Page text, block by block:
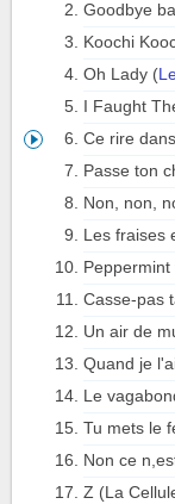
Goodbye
Koochi
Oh Lady (
I Faught
Ce rire
Passe ton
Non, non,
Les fraises
Casse-pas
Un air de
Quand je
Le
Tu mets le
Non ce
Z (La